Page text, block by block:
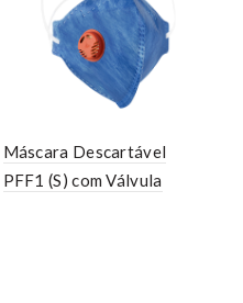
Máscara Descartável
PFF1 (S) com Válvula